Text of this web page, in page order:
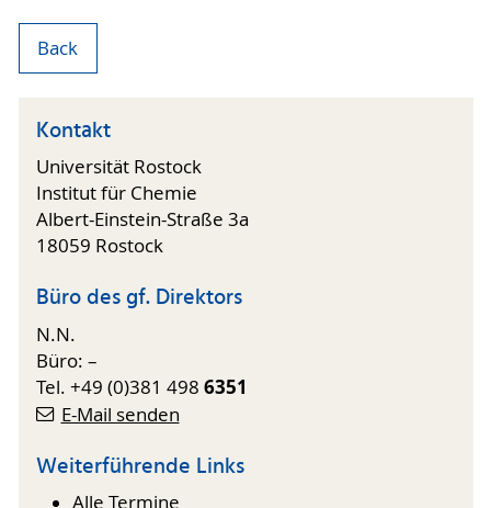
Back
Kontakt
Universität Rostock
Institut für Chemie
Albert-Einstein-Straße 3a
18059 Rostock
Büro des gf. Direktors
N.N.
Büro: –
Tel. +49 (0)381 498 6351
E-Mail senden
Weiterführende Links
Alle Termine